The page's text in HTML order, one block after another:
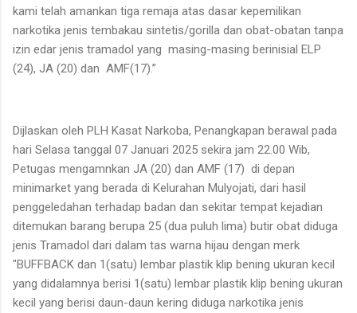
kami telah amankan tiga remaja atas dasar kepemilikan
narkotika jenis tembakau sintetis/gorilla dan obat-obatan tanpa
izin edar jenis tramadol yang masing-masing berinisial ELP
(24), JA (20) dan AMF(17).”
Dijlaskan oleh PLH Kasat Narkoba, Penangkapan berawal pada
hari Selasa tanggal 07 Januari 2025 sekira jam 22.00 Wib,
Petugas mengamnkan JA (20) dan AMF (17) di depan
minimarket yang berada di Kelurahan Mulyojati, dari hasil
penggeledahan terhadap badan dan sekitar tempat kejadian
ditemukan barang berupa 25 (dua puluh lima) butir obat diduga
jenis Tramadol dari dalam tas warna hijau dengan merk
"BUFFBACK dan 1(satu) lembar plastik klip bening ukuran kecil
yang didalamnya berisi 1(satu) lembar plastik klip bening ukuran
kecil yang berisi daun-daun kering diduga narkotika jenis